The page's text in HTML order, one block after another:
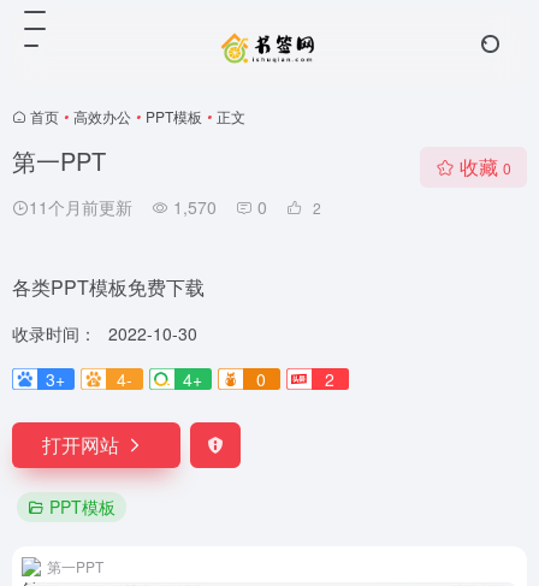
首页 • 高效办公 • PPT模板 • 正文
第一PPT
11个月前更新 1,570 0 2
收藏 0
各类PPT模板免费下载
收录时间：
2022-10-30
3+
4- 4+ 0 2
打开网站
PPT模板
第一PPT